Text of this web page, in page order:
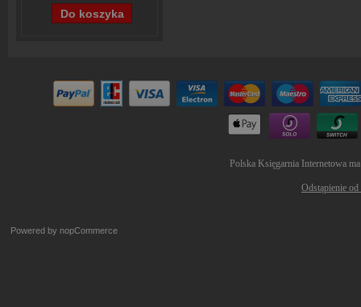
Polska Księgarnia Internetowa
Odstąpienie
Powered by nopCommerce